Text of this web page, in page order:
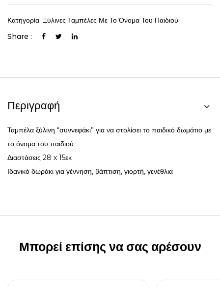
Κατηγορία: Ξύλινες Ταμπέλες Με Το Όνομα Του Παιδιού
Share :
Περιγραφή
Ταμπέλα ξύλινη “συννεφάκι” για να στολίσει το παιδικό δωμάτιο με
το όνομα του παιδιού
Διαστάσεις 28 x 15εκ
Ιδανικό δωράκι για γέννηση, βάπτιση, γιορτή, γενέθλια
Μπορεί επίσης να σας αρέσουν